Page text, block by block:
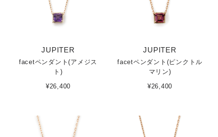
JUPITER
facetペンダント(アメジス
ト)
¥26,400
JUPITER
facetペンダント(ピンクトル
マリン)
¥26,400